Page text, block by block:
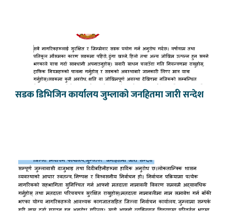
सडक डिभिजिन कार्यालय जुम्लाको जनहितमा जारी सन्देश